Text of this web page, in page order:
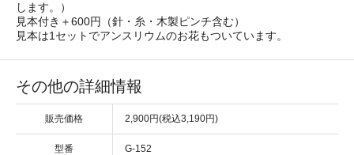
します。）
見本付き＋600円（針・糸・木製ピンチ含む）
見本は1セットでアンスリウムのお花もついています。
その他の詳細情報
販売価格 2,900円(税込3,190円)
型番 G-152